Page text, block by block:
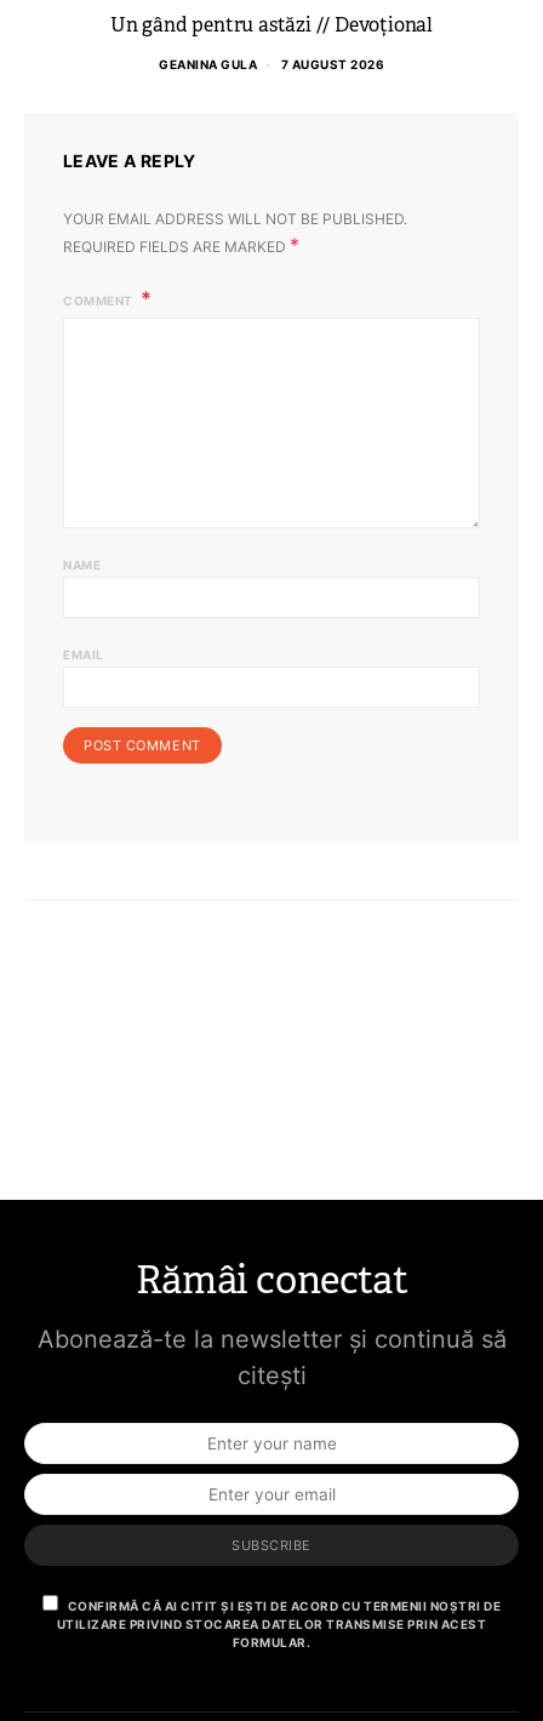
Un gând pentru astăzi // Devoțional
GEANINA GULA 7 AUGUST 2026
LEAVE A REPLY
YOUR EMAIL ADDRESS WILL NOT BE PUBLISHED.
REQUIRED FIELDS ARE MARKED *
COMMENT
NAME
EMAIL
Rămâi conectat
Abonează-te la newsletter și continuă să
citești
SUBSCRIBE
CONFIRMĂ CĂ AI CITIT ȘI EȘTI DE ACORD CU TERMENII NOȘTRI DE
UTILIZARE PRIVIND STOCAREA DATELOR TRANSMISE PRIN ACEST
FORMULAR.